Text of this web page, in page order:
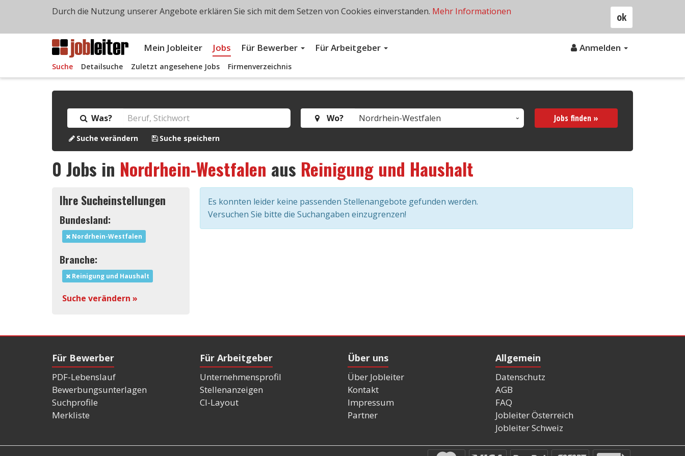
Mein Jobleiter Jobs Für Bewerber Für Arbeitgeber Anmelden
Suche Detailsuche Zuletzt angesehene Jobs Firmenverzeichnis
Was? Wo? Jobs finden »
Suche verändern Suche speichern
0 Jobs in Nordrhein-Westfalen aus Reinigung und Haushalt
Ihre Sucheinstellungen
Bundesland:
Nordrhein-Westfalen
Branche:
Reinigung und Haushalt
Suche verändern »
Es konnten leider keine passenden Stellenangebote gefunden werden.
Versuchen Sie bitte die Suchangaben einzugrenzen!
Für Bewerber
PDF-Lebenslauf
Bewerbungsunterlagen
Suchprofile
Merkliste
Für Arbeitgeber
Unternehmensprofil
Stellenanzeigen
CI-Layout
Über uns
Über Jobleiter
Kontakt
Impressum
Partner
Allgemein
Datenschutz
AGB
FAQ
Jobleiter Österreich
Jobleiter Schweiz
ok
Durch die Nutzung unserer Angebote erklären Sie sich mit dem Setzen von Cookies einverstanden. Mehr Informationen